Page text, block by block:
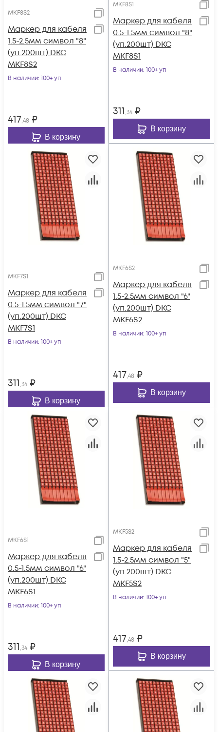
MKF8S2
Маркер для кабеля
1.5-2.5мм символ "8"
(уп.200шт) DKC
MKF8S2
В наличии: 100+ уп
417,48 ₽
В корзину
MKF8S1
Маркер для кабеля
0.5-1.5мм символ "8"
(уп.200шт) DKC
MKF8S1
В наличии: 100+ уп
311,34 ₽
В корзину
MKF7S1
Маркер для кабеля
0.5-1.5мм символ "7"
(уп.200шт) DKC
MKF7S1
В наличии: 100+ уп
311,34 ₽
В корзину
MKF6S2
Маркер для кабеля
1.5-2.5мм символ "6"
(уп.200шт) DKC
MKF6S2
В наличии: 100+ уп
417,48 ₽
В корзину
MKF6S1
Маркер для кабеля
0.5-1.5мм символ "6"
(уп.200шт) DKC
MKF6S1
В наличии: 100+ уп
311,34 ₽
В корзину
MKF5S2
Маркер для кабеля
1.5-2.5мм символ "5"
(уп.200шт) DKC
MKF5S2
В наличии: 100+ уп
417,48 ₽
В корзину